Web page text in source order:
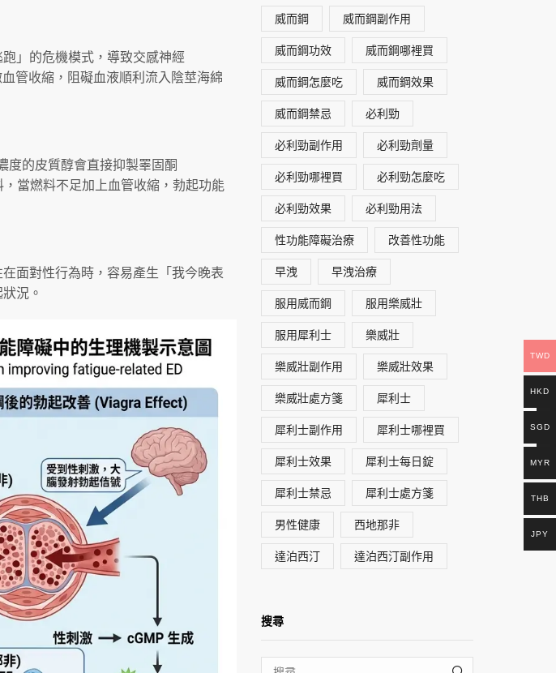
」的危機模式，導致交感神經
管收縮，阻礙血液順利流入陰莖海綿
的皮質醇會直接抑製睪固酮
當燃料不足加上血管收縮，勃起功能
面對性行為時，容易產生「我今晚表
況。
威而鋼 威而鋼副作用
威而鋼功效 威而鋼哪裡買
威而鋼怎麼吃 威而鋼效果
威而鋼禁忌 必利勁
必利勁副作用 必利勁劑量
必利勁哪裡買 必利勁怎麼吃
必利勁效果 必利勁用法
性功能障礙治療 改善性功能
早洩 早洩治療
服用威而鋼 服用樂威壯
服用犀利士 樂威壯
樂威壯副作用 樂威壯效果
樂威壯處方箋 犀利士
犀利士副作用 犀利士哪裡買
犀利士效果 犀利士每日錠
犀利士禁忌 犀利士處方箋
男性健康 西地那非
達泊西汀 達泊西汀副作用
搜尋
TWD
HKD
SGD
MYR
THB
JPY